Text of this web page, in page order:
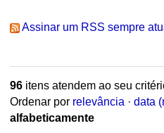
Assinar um RSS sempre
96itens atendem ao seu
Ordenar por relevância · data
alfabeticamente